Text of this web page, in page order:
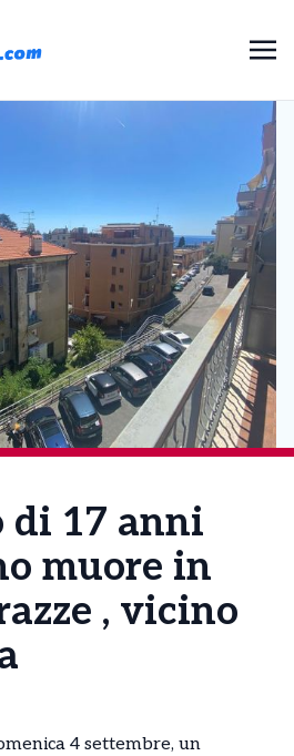
di 17 anni
muore in
, vicino
4 settembre, un